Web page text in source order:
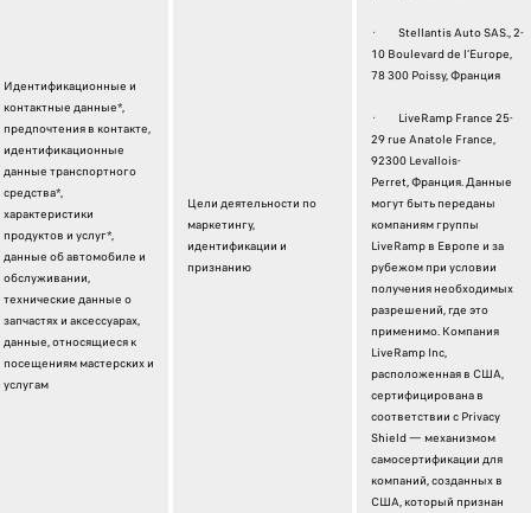
Идентификационные и
контактные данные*,
предпочтения в контакте,
идентификационные
данные транспортного
средства*,
характеристики
продуктов и услуг*,
данные об автомобиле и
обслуживании,
технические данные о
запчастях и аксессуарах,
данные, относящиеся к
посещениям мастерских и
услугам
Цели деятельности по
маркетингу,
идентификации и
признанию
· Stellantis Auto SAS., 2-
10 Boulevard de l’Europe,
78 300 Poissy, Франция
· LiveRamp France 25-
29 rue Anatole France,
92300 Levallois-
Perret, Франция. Данные
могут быть переданы
компаниям группы
LiveRamp в Европе и за
рубежом при условии
получения необходимых
разрешений, где это
применимо. Компания
LiveRamp Inc,
расположенная в США,
сертифицирована в
соответствии с Privacy
Shield — механизмом
самосертификации для
компаний, созданных в
США, который признан